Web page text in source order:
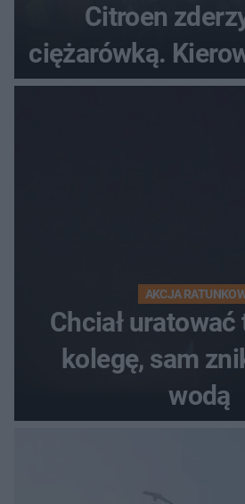
Citroen
ciężarówką.
AKCJA
Chciał
kolegę, sam
wodą